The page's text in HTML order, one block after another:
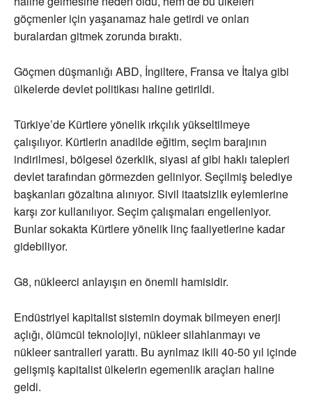
göçmenler için yaşanamaz hale getirdi ve onları
buralardan gitmek zorunda bıraktı.
Göçmen düşmanlığı ABD, İngiltere, Fransa ve İtalya gibi
ülkelerde devlet politikası haline getirildi.
Türkiye’de Kürtlere yönelik ırkçılık yükseltilmeye
çalışılıyor. Kürtlerin anadilde eğitim, seçim barajının
indirilmesi, bölgesel özerklik, siyasi af gibi haklı talepleri
devlet tarafından görmezden geliniyor. Seçilmiş belediye
başkanları gözaltına alınıyor. Sivil itaatsizlik eylemlerine
karşı zor kullanılıyor. Seçim çalışmaları engelleniyor.
Bunlar sokakta Kürtlere yönelik linç faaliyetlerine kadar
gidebiliyor.
G8, nükleerci anlayışın en önemli hamisidir.
Endüstriyel kapitalist sistemin doymak bilmeyen enerji
açlığı, ölümcül teknolojiyi, nükleer silahlanmayı ve
nükleer santralleri yarattı. Bu ayrılmaz ikili 40-50 yıl içinde
gelişmiş kapitalist ülkelerin egemenlik araçları haline
geldi.